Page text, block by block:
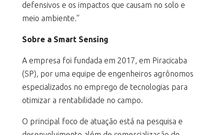
defensivos e os impactos que causam no solo e
meio ambiente.”
Sobre a Smart Sensing
A empresa foi fundada em 2017, em Piracicaba
(SP), por uma equipe de engenheiros agrônomos
especializados no emprego de tecnologias para
otimizar a rentabilidade no campo.
O principal foco de atuação está na pesquisa e